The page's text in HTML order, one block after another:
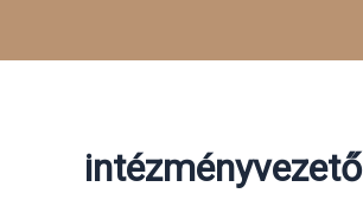
intézményvezető